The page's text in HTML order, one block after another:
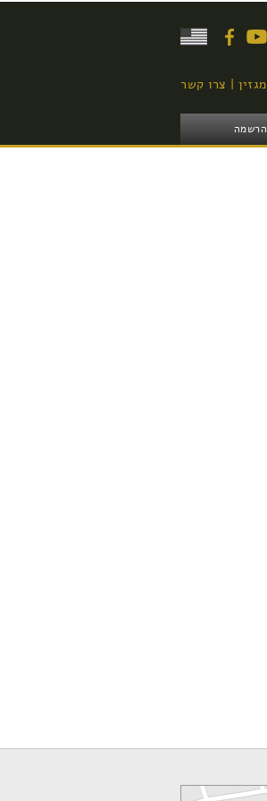
מגזין צרו קשר
הרשמה